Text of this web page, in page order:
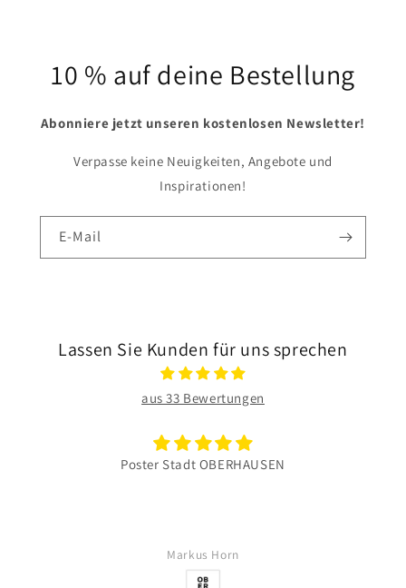
10 % auf deine Bestellung
Abonniere jetzt unseren kostenlosen Newsletter!
Verpasse keine Neuigkeiten, Angebote und
Inspirationen!
E-Mail
Lassen Sie Kunden für uns sprechen
aus 33 Bewertungen
Poster Stadt OBERHAUSEN
Markus Horn